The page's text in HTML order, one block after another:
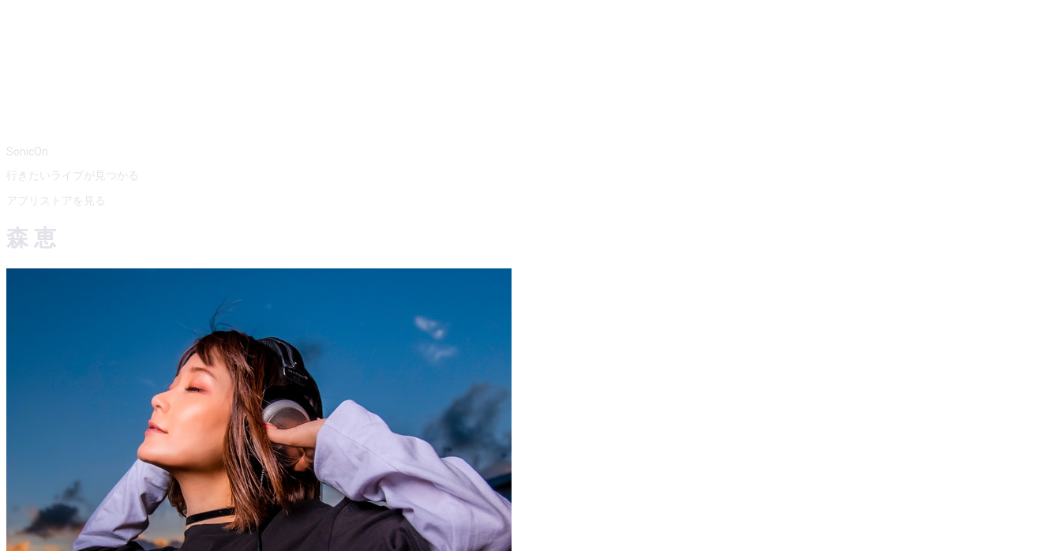
SonicOn
行きたいライブが見つかる
アプリストアを見る
森 恵